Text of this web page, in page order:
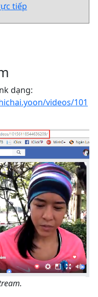
tiếp
dạng:
videos/101